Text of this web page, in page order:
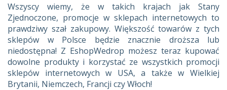
Wszyscy wiemy, że w takich krajach jak Stany
Zjednoczone, promocje w sklepach internetowych to
prawdziwy szał zakupowy. Większość towarów z tych
sklepów w Polsce będzie znacznie droższa lub
niedostępna! Z EshopWedrop możesz teraz kupować
dowolne produkty i korzystać ze wszystkich promocji
sklepów internetowych w USA, a także w Wielkiej
Brytanii, Niemczech, Francji czy Włoch!